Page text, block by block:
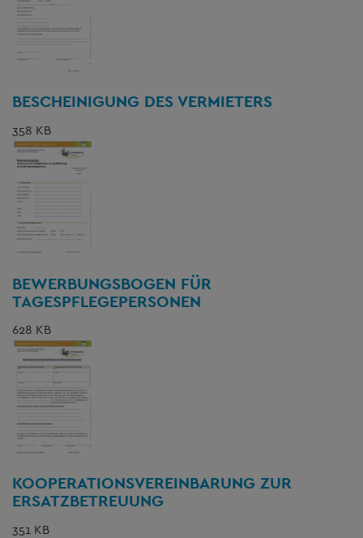
BESCHEINIGUNG DES VERMIETERS
358 KB
BEWERBUNGSBOGEN FÜR
TAGESPFLEGEPERSONEN
628 KB
KOOPERATIONSVEREINBARUNG ZUR
ERSATZBETREUUNG
351 KB